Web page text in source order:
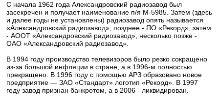
С начала 1962 года Александровский радиозавод был
засекречен и получает наименование п/я М-5985. Затем (здесь
и далее годы не установлены) радиозавод опять называется
«Александровский радиозавод», позднее - ПО «Рекорд», затем
- АООТ «Александровский радиозавод», несколько позже -
ОАО «Александровский радиозавод».
В 1994 году производство телевизоров было резко сокращено
из-за большой инфляции в стране, а в 1996-м полностью
прекращено. В 1996 году с помощью АРЗ образовано новое
предприятие — ЗАО «Стандарт» логотип «Рекорд». В 1997
году завод признан банкротом, а в 2006 - ликвидирован.